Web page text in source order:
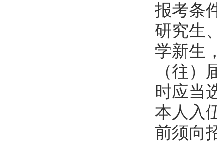
报考条
研究生
学新生
（往
时应当
本人入
前须向